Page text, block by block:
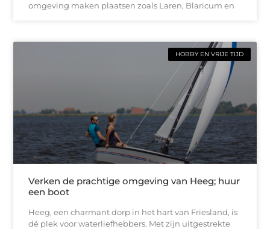
omgeving maken plaatsen zoals Laren, Blaricum en
HOBBY EN VRIJE TIJD
Verken de prachtige omgeving van Heeg; huur
een boot
Heeg, een charmant dorp in het hart van Friesland, is
dé plek voor waterliefhebbers. Met zijn uitgestrekte